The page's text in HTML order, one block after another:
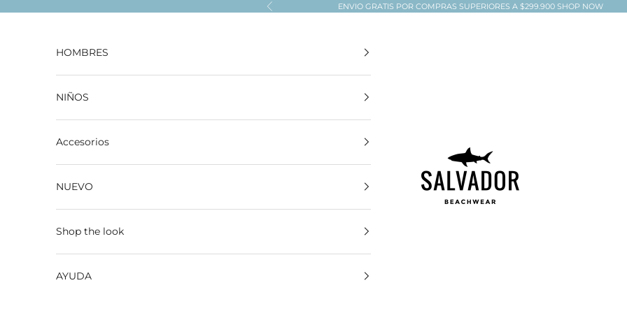
Anterior ENVIO GRATIS POR COMPRAS SUPERIORES A $299.900 SHOP NOW
Salvador Beachwear
HOMBRES
NIÑOS
Accesorios
NUEVO
Shop the look
AYUDA